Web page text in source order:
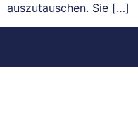
auszutauschen. Sie […]